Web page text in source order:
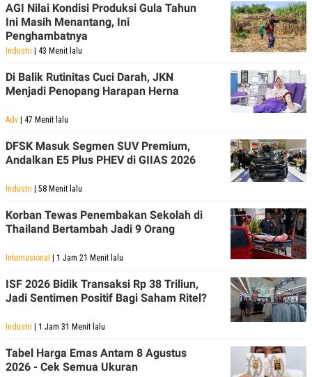
AGI Nilai Kondisi Produksi Gula Tahun
Ini Masih Menantang, Ini
Penghambatnya
Industri | 43 Menit lalu
Di Balik Rutinitas Cuci Darah, JKN
Menjadi Penopang Harapan Herna
Adv | 47 Menit lalu
DFSK Masuk Segmen SUV Premium,
Andalkan E5 Plus PHEV di GIIAS 2026
Industri | 58 Menit lalu
Korban Tewas Penembakan Sekolah di
Thailand Bertambah Jadi 9 Orang
Internasional | 1 Jam 21 Menit lalu
ISF 2026 Bidik Transaksi Rp 38 Triliun,
Jadi Sentimen Positif Bagi Saham Ritel?
Industri | 1 Jam 31 Menit lalu
Tabel Harga Emas Antam 8 Agustus
2026 - Cek Semua Ukuran